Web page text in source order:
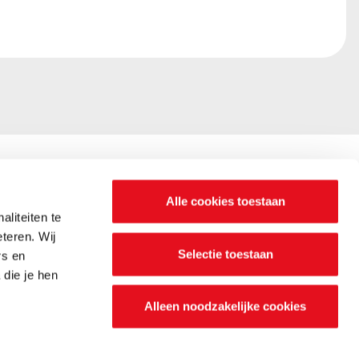
te
Wij
en
je hen
Alle cookies toestaan
Selectie toestaan
Alleen noodzakelijke cookies
Wij zijn